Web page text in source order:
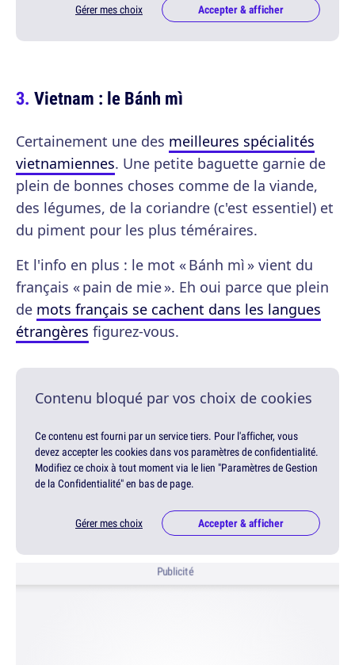
Gérer mes choix Accepter & afficher
Vietnam : le Bánh mì
Certainement une des meilleures spécialités
vietnamiennes. Une petite baguette garnie de
plein de bonnes choses comme de la viande,
des légumes, de la coriandre (c'est essentiel) et
du piment pour les plus téméraires.
Et l'info en plus : le mot « Bánh mì » vient du
français « pain de mie ». Eh oui parce que plein
de mots français se cachent dans les langues
étrangères figurez-vous.
Contenu bloqué par vos choix de cookies
Ce contenu est fourni par un service tiers. Pour l'afficher, vous
devez accepter les cookies dans vos paramètres de confidentialité.
Modifiez ce choix à tout moment via le lien "Paramètres de Gestion
de la Confidentialité" en bas de page.
Gérer mes choix Accepter & afficher
Publicité